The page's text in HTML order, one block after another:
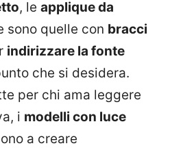
, le applique da
sono quelle con bracci
indirizzare la fonte
che si desidera.
per chi ama leggere
i modelli con luce
a creare